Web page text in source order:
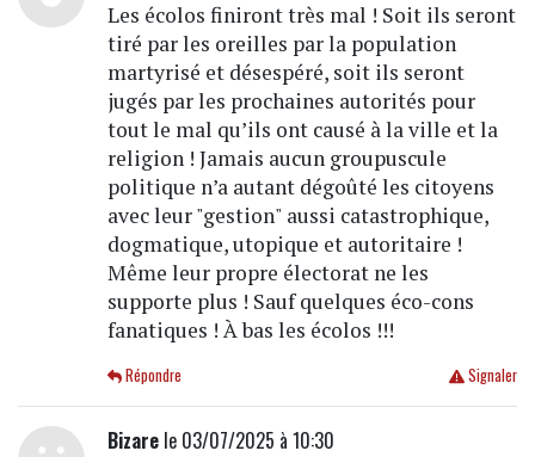
Les écolos finiront très mal ! Soit ils seront
tiré par les oreilles par la population
martyrisé et désespéré, soit ils seront
jugés par les prochaines autorités pour
tout le mal qu’ils ont causé à la ville et la
religion ! Jamais aucun groupuscule
politique n’a autant dégoûté les citoyens
avec leur "gestion" aussi catastrophique,
dogmatique, utopique et autoritaire !
Même leur propre électorat ne les
supporte plus ! Sauf quelques éco-cons
fanatiques ! À bas les écolos !!!
Signaler
Répondre
Bizarele 03/07/2025 à 10:30